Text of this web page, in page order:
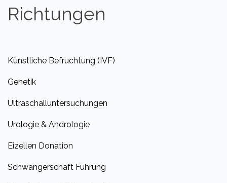
Richtungen
Künstliche Befruchtung (IVF)
Genetik
Ultraschalluntersuchungen
Urologie & Andrologie
Eizellen Donation
Schwangerschaft Führung